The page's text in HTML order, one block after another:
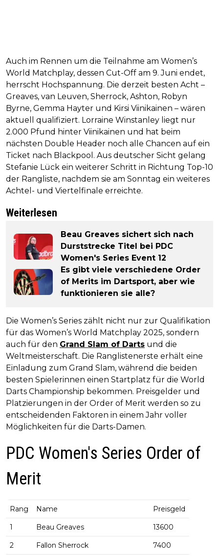
Auch im Rennen um die Teilnahme am Women’s
World Matchplay, dessen Cut-Off am 9. Juni endet,
herrscht Hochspannung. Die derzeit besten Acht –
Greaves, van Leuven, Sherrock, Ashton, Robyn
Byrne, Gemma Hayter und Kirsi Viinikainen – wären
aktuell qualifiziert. Lorraine Winstanley liegt nur
2.000 Pfund hinter Viinikainen und hat beim
nächsten Double Header noch alle Chancen auf ein
Ticket nach Blackpool. Aus deutscher Sicht gelang
Stefanie Lück ein weiterer Schritt in Richtung Top-10
der Rangliste, nachdem sie am Sonntag ein weiteres
Achtel- und Viertelfinale erreichte.
Weiterlesen
Beau Greaves sichert sich nach
Durststrecke Titel bei PDC
Women's Series Event 12
Es gibt viele verschiedene Order
of Merits im Dartsport, aber wie
funktionieren sie alle?
Die Women’s Series zählt nicht nur zur Qualifikation
für das Women’s World Matchplay 2025, sondern
auch für den Grand Slam of Darts und die
Weltmeisterschaft. Die Ranglistenerste erhält eine
Einladung zum Grand Slam, während die beiden
besten Spielerinnen einen Startplatz für die World
Darts Championship bekommen. Preisgelder und
Platzierungen in der Order of Merit werden so zu
entscheidenden Faktoren in einem Jahr voller
Möglichkeiten für die Darts-Damen.
PDC Women's Series Order of
Merit
Rang Name Preisgeld
1 Beau Greaves 13600
2 Fallon Sherrock 7400